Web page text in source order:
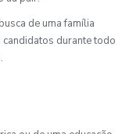
de uma família
durante todo